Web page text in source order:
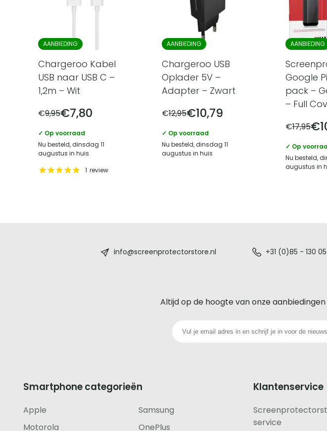
AANBIEDING
Chargeroo Kabel
USB naar USB C –
1,2m – Wit
€9,95€7,80
✓ Op voorraad
Nu besteld, dinsdag 11
augustus in huis
1 review
AANBIEDING
Chargeroo USB
Oplader 5V –
Adapter – Zwart
€12,95€10,79
✓ Op voorraad
Nu besteld, dinsdag 11
augustus in huis
AANBIEDING
Google
pack –
– Full
€17,95€
✓ Op
Nu besteld,
augustus in
iedere
telefoon
footer
info@screenprotectorstore.nl +31 (0)85 - 130
Altijd op de hoogte van onze
Smartphone categorieën
Apple
Samsung
Motorola
OnePlus
Klantenservice
service